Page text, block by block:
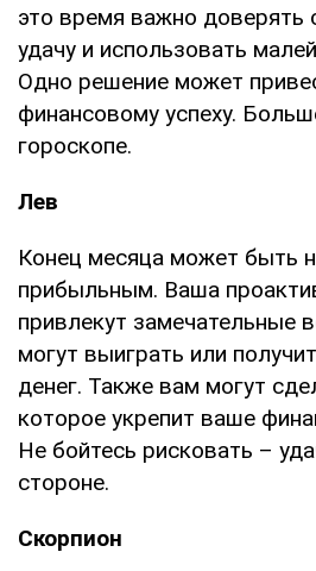
это время важно доверять
удачу и использовать
Одно решение может
финансовому успеху.
гороскопе.
Лев
Конец месяца может быть
прибыльным. Ваша
привлекут замечательные
могут выиграть или
денег. Также вам могут
которое укрепит ваше
Не бойтесь рисковать –
стороне.
Скорпион